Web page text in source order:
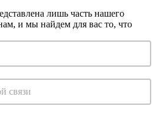
лишь часть нашего
и мы найдем для вас то, что